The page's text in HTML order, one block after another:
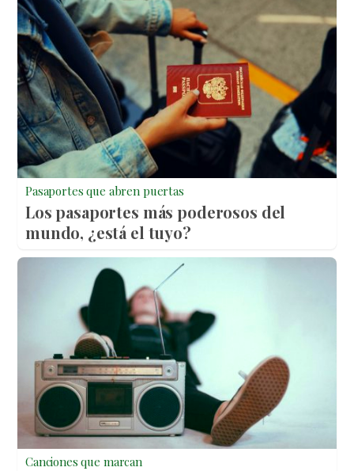
Pasaportes que abren puertas
Los pasaportes más poderosos del
mundo, ¿está el tuyo?
Canciones que marcan